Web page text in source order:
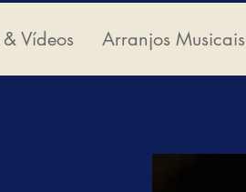
& Vídeos Arranjos Musicais